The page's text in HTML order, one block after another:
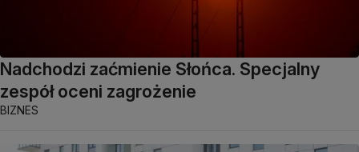
Nadchodzi zaćmienie Słońca. Specjalny
zespół oceni zagrożenie
BIZNES